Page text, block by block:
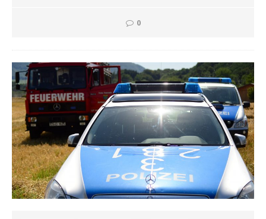
0